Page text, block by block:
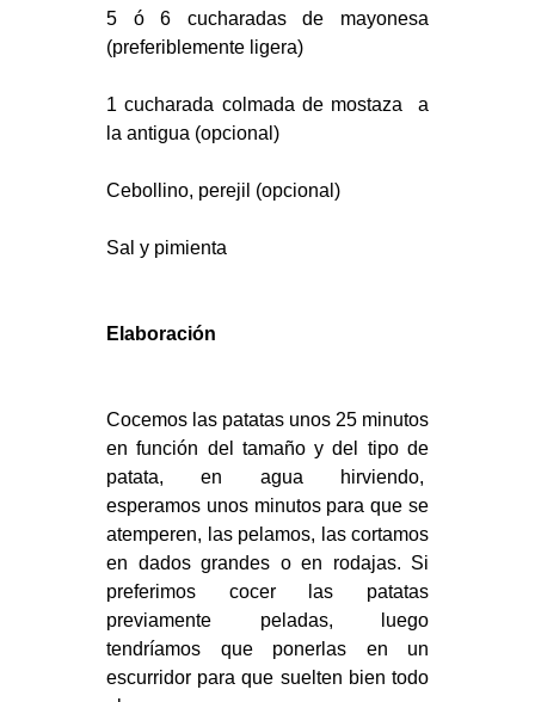
5 ó 6 cucharadas de mayonesa
(preferiblemente ligera)
1 cucharada colmada de mostaza a
la antigua (opcional)
Cebollino, perejil (opcional)
Sal y pimienta
Elaboración
Cocemos las patatas unos 25 minutos
en función del tamaño y del tipo de
patata, en agua hirviendo,
esperamos unos minutos para que se
atemperen, las pelamos, las cortamos
en dados grandes o en rodajas. Si
preferimos cocer las patatas
previamente peladas, luego
tendríamos que ponerlas en un
escurridor para que suelten bien todo